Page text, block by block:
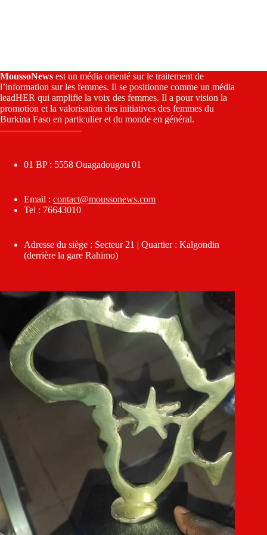
MoussoNews est un média orienté sur le traitement de
l’information sur les femmes. Il se positionne comme un média
leadHER qui amplifie la voix des femmes. Il a pour vision la
promotion et la valorisation des initiatives des femmes du
Burkina Faso en particulier et du monde en général.
————————–
01 BP : 5558 Ouagadougou 01
Email : contact@moussonews.com
Tel : 76643010
Adresse du siège : Secteur 21 | Quartier : Kalgondin
(derrière la gare Rahimo)